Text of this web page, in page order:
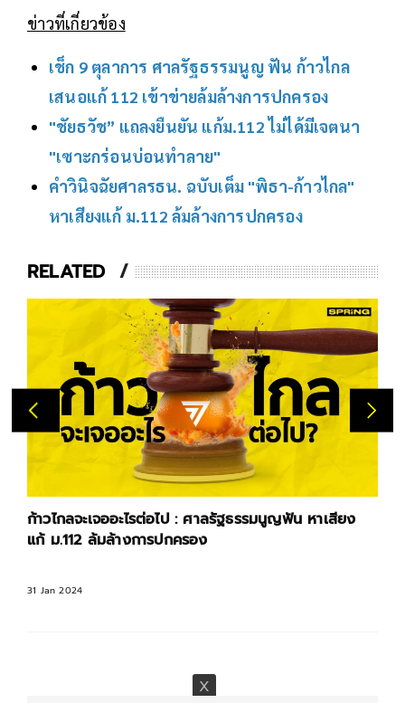
ข่าวที่เกี่ยวข้อง
เช็ก 9 ตุลาการ ศาลรัฐธรรมนูญ ฟัน ก้าวไกล
เสนอแก้ 112 เข้าข่ายล้มล้างการปกครอง
"ชัยธวัช” แถลงยืนยัน แก้ม.112 ไม่ได้มีเจตนา
"เซาะกร่อนบ่อนทำลาย"
คำวินิจฉัยศาลรธน. ฉบับเต็ม "พิธา-ก้าวไกล"
หาเสียงแก้ ม.112 ล้มล้างการปกครอง
RELATED
ก้าวไกลจะเจออะไรต่อไป : ศาลรัฐธรรมนูญฟัน หาเสียง
แก้ ม.112 ล้มล้างการปกครอง
31 Jan 2024